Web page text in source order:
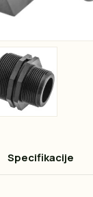
Specifikacije